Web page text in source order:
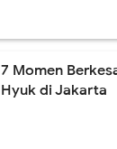
7 Momen
Hyuk di Jakarta